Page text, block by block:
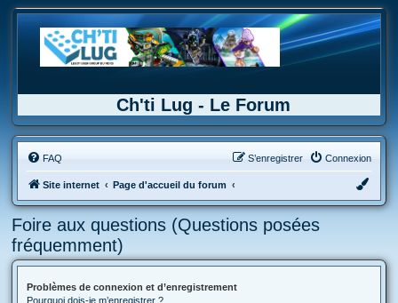
Ch'ti Lug - Le Forum
FAQ Connexion
S’enregistrer
Site internet Page d'accueil du forum
Foire aux questions (Questions posées
fréquemment)
Problèmes de connexion et d’enregistrement
Pourquoi dois-je m’enregistrer ?